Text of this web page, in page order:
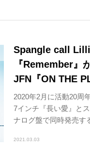
Spangle call Lilli
『Remember』
JFN『ON THE
2020年2月に活動20周
7インチ『長い愛』と
ナログ盤で同時発売す
2021.03.03